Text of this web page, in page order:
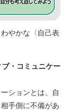
やかな〈自己表
・コミュニケー
ションとは、自
手側に不備があ